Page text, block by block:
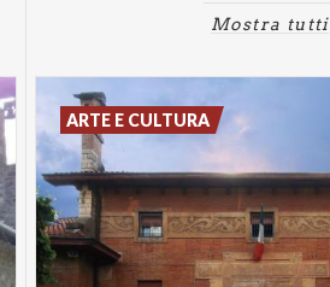
Mostra tutti
ARTE E CULTURA